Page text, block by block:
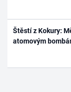
Štěstí z Kokury:
atomovým